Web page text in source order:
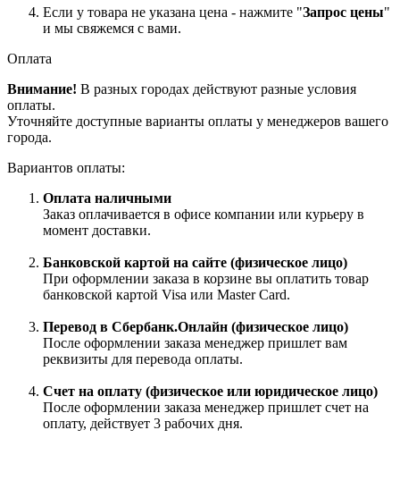
Если у товара не указана цена - нажмите "Запрос цены"
и мы свяжемся с вами.
Оплата
Внимание! В разных городах действуют разные условия
оплаты.
Уточняйте доступные варианты оплаты у менеджеров вашего
города.
Вариантов оплаты:
Оплата наличными
Заказ оплачивается в офисе компании или курьеру в
момент доставки.
Банковской картой на сайте (физическое лицо)
При оформлении заказа в корзине вы оплатить товар
банковской картой Visa или Master Card.
Перевод в Сбербанк.Онлайн (физическое лицо)
После оформлении заказа менеджер пришлет вам
реквизиты для перевода оплаты.
Счет на оплату (физическое или юридическое лицо)
После оформлении заказа менеджер пришлет счет на
оплату, действует 3 рабочих дня.